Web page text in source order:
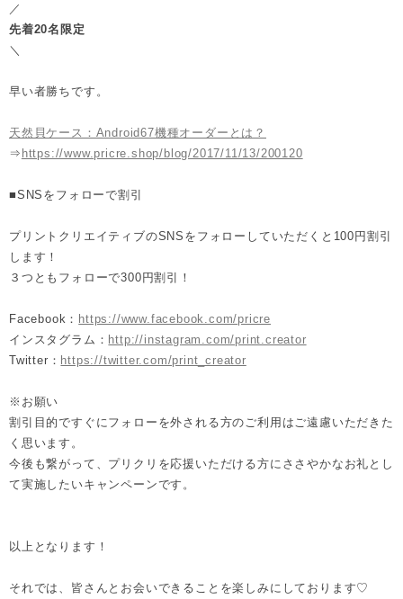
／
先着20名限定
＼
早い者勝ちです。
天然貝ケース：Android67機種オーダーとは？
⇒ https://www.pricre.shop/blog/2017/11/13/200120
■SNSをフォローで割引
プリントクリエイティブのSNSをフォローしていただくと100円割引
します！
３つともフォローで300円割引！
Facebook： https://www.facebook.com/pricre
インスタグラム： http://instagram.com/print.creator
Twitter： https://twitter.com/print_creator
※お願い
割引目的ですぐにフォローを外される方のご利用はご遠慮いただきた
く思います。
今後も繋がって、プリクリを応援いただける方にささやかなお礼とし
て実施したいキャンペーンです。
以上となります！
それでは、皆さんとお会いできることを楽しみにしております♡